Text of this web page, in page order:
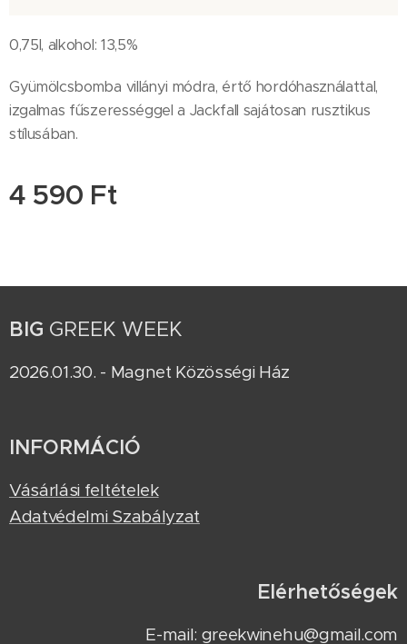
0,75l, alkohol: 13,5%
Gyümölcsbomba villányi módra, értő hordóhasználattal,
izgalmas fűszerességgel a Jackfall sajátosan rusztikus
stílusában.
4 590 Ft
BIG GREEK WEEK
2026.01.30. - Magnet Közösségi Ház
INFORMÁCIÓ
Vásárlási feltételek
Adatvédelmi Szabályzat
Elérhetőségek
E-mail: greekwinehu@gmail.com